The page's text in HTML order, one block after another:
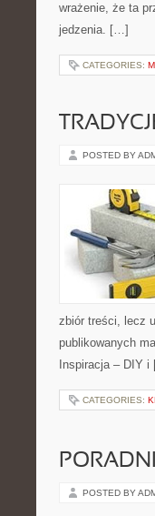
wrażenie, że ta
jedzenia. […]
CATEGORIES:
POSTED BY
zbiór treści, lecz
publikowanych
Inspiracja – DIY
CATEGORIES:
POSTED BY